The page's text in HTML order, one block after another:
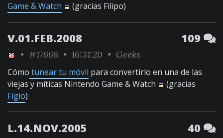
Game & Watch
(gracias Filipo)
V.01.FEB.2008 109
• #17668 • 16:31:20 • Geeks
Cómo tunear tu móvil para convertirlo en una de las
viejas y míticas Nintendo Game & Watch
(gracias
Figio)
L.14.NOV.2005 40